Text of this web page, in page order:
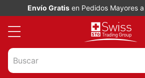
Envío Gratisen Pedidos Mayores a
Buscar